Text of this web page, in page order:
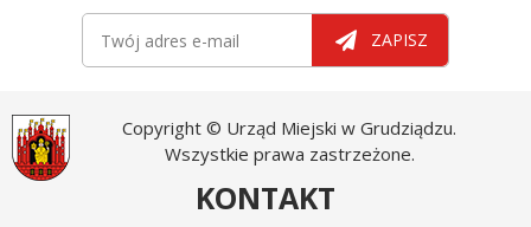
ZAPISZ
Copyright © Urząd Miejski w Grudziądzu.
Wszystkie prawa zastrzeżone.
KONTAKT